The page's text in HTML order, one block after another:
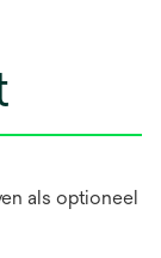
als optioneel